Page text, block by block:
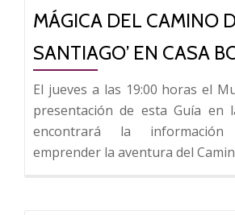
MÁGICA DEL CAMINO
SANTIAGO’ EN CASA
El jueves a las 19:00 horas el
presentación de esta Guía en
encontrará la
emprender la aventura del